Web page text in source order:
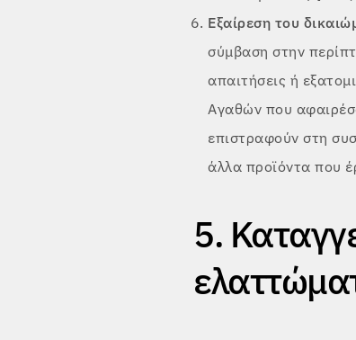
Εξαίρεση του
σύμβαση στην
απαιτήσεις ή
Αγαθών που
επιστραφούν στη
άλλα προϊόντα που
5.